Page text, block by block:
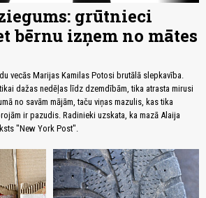
grūtnieci
bērnu izņem no mātes
vecās Marijas Kamilas Potosi brutālā slepkavība.
dažas nedēļas līdz dzemdībām, tika atrasta mirusi
no savām mājām, taču viņas mazulis, kas tika
ir pazudis. Radinieki uzskata, ka mazā Alaija
"New York Post".